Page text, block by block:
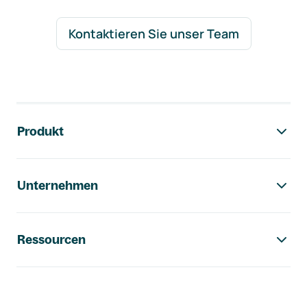
Kontaktieren Sie unser Team
Produkt
Unternehmen
Ressourcen